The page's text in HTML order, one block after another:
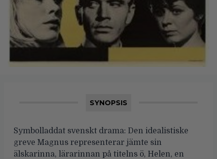
SYNOPSIS
Symbolladdat svenskt drama: Den idealistiske
greve Magnus representerar jämte sin
älskarinna, lärarinnan på titelns ö, Helen, en